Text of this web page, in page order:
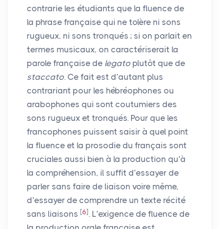
contrarie les étudiants que la fluence de
la phrase française qui ne tolère ni sons
rugueux, ni sons tronqués ; si on parlait en
termes musicaux, on caractériserait la
parole française de legato plutôt que de
staccato. Ce fait est d’autant plus
contrariant pour les hébréophones ou
arabophones qui sont coutumiers des
sons rugueux et tronqués. Pour que les
francophones puissent saisir à quel point
la fluence et la prosodie du français sont
cruciales aussi bien à la production qu’à
la compréhension, il suffit d’essayer de
parler sans faire de liaison voire même,
d’essayer de comprendre un texte récité
sans liaisons [6] . L’exigence de fluence de